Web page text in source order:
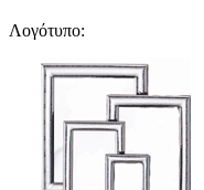
Λογότυπο: